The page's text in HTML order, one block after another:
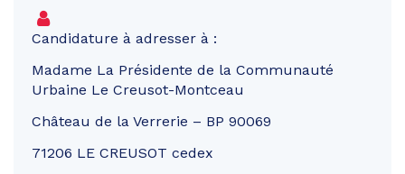
Candidature à adresser à :
Madame La Présidente de la Communauté
Urbaine Le Creusot-Montceau
Château de la Verrerie – BP 90069
71206 LE CREUSOT cedex